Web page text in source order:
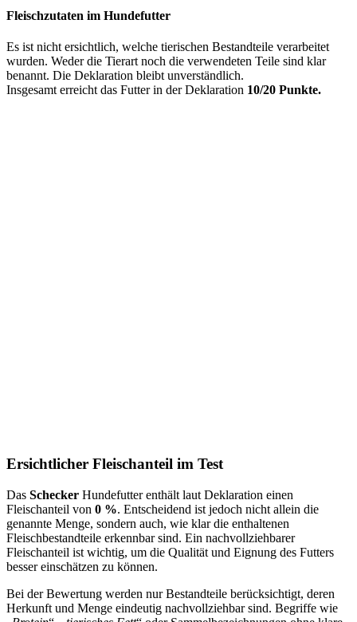
Fleischzutaten im Hundefutter
Es ist nicht ersichtlich, welche tierischen Bestandteile verarbeitet
wurden. Weder die Tierart noch die verwendeten Teile sind klar
benannt. Die Deklaration bleibt unverständlich.
Insgesamt erreicht das Futter in der Deklaration 10/20 Punkte.
Ersichtlicher Fleischanteil im Test
Das Schecker Hundefutter enthält laut Deklaration einen
Fleischanteil von 0 %. Entscheidend ist jedoch nicht allein die
genannte Menge, sondern auch, wie klar die enthaltenen
Fleischbestandteile erkennbar sind. Ein nachvollziehbarer
Fleischanteil ist wichtig, um die Qualität und Eignung des Futters
besser einschätzen zu können.
Bei der Bewertung werden nur Bestandteile berücksichtigt, deren
Herkunft und Menge eindeutig nachvollziehbar sind. Begriffe wie